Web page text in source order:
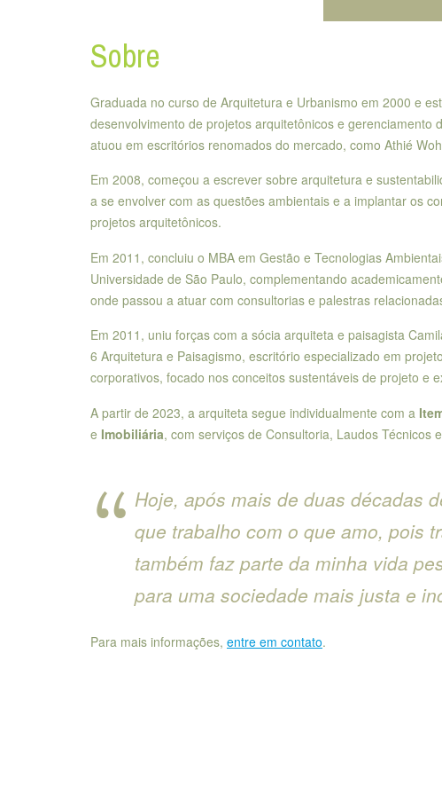
Sobre
Graduada no curso de Arquitetura e Urbanismo em 2000 e
desenvolvimento de projetos arquitetônicos e
atuou em escritórios renomados do mercado, como Athié
Em 2008, começou a escrever sobre arquitetura e
a se envolver com as questões ambientais e a implantar os
projetos arquitetônicos.
Em 2011, concluiu o MBA em Gestão e Tecnologias
Universidade de São Paulo, complementando
onde passou a atuar com consultorias e palestras
Em 2011, uniu forças com a sócia arquiteta e paisagista
6 Arquitetura e Paisagismo, escritório especializado em
corporativos, focado nos conceitos sustentáveis de projeto e
A partir de 2023, a arquiteta segue individualmente com a
e Imobiliária, com serviços de Consultoria, Laudos Técnicos
Hoje, após mais de duas décadas
que trabalho com o que amo, pois
também faz parte da minha vida
para uma sociedade mais justa e
Para mais informações, entre em contato.